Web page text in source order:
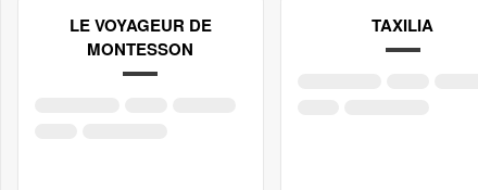
LE VOYAGEUR DE
MONTESSON
TAXILIA